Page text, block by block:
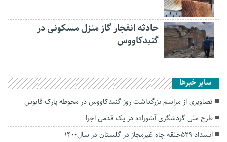
حادثه انفجار گاز منزل مسکونی در
گنبدکاووس
سایر خبرها
تصاویری از مراسم بزرگداشت روز گنبدکاووس در محوطه پارک قابوس
طرح ملی گردشگری آشوراده در یک قدمی اجرا
انسداد ۵۲۹حلقه چاه غیرمجاز در گلستان در سال۱۴۰۰